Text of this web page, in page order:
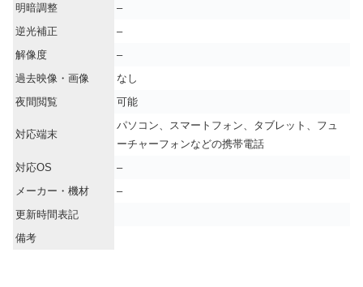
明暗調整
–
逆光補正
–
解像度
–
過去映像・画像
なし
夜間閲覧
可能
対応端末
パソコン、スマートフォン、タブレット、フュ
ーチャーフォンなどの携帯電話
対応OS
–
メーカー・機材
–
更新時間表記
備考